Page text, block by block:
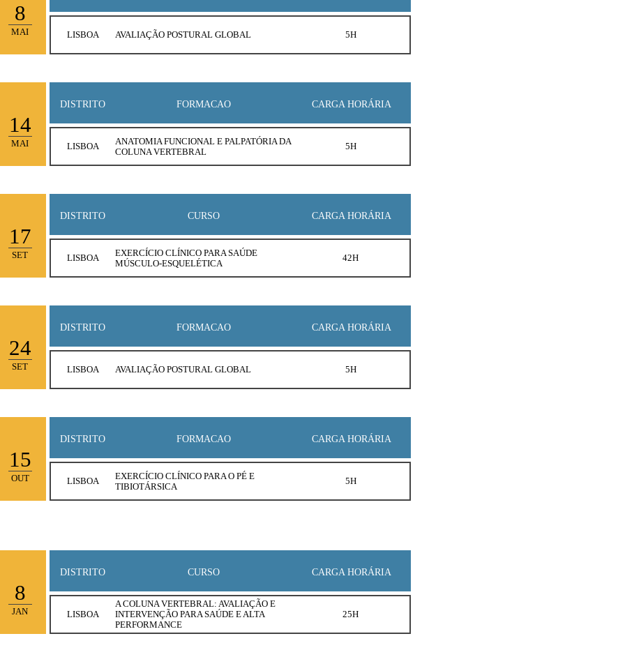
8
MAI LISBOA AVALIAÇÃO POSTURAL GLOBAL 5H
14
MAI
DISTRITO FORMACAO CARGA HORÁRIA
LISBOA
ANATOMIA FUNCIONAL E PALPATÓRIA DA
COLUNA VERTEBRAL
5H
17
SET
DISTRITO CURSO CARGA HORÁRIA
LISBOA
EXERCÍCIO CLÍNICO PARA SAÚDE
MÚSCULO-ESQUELÉTICA
42H
24
SET
DISTRITO FORMACAO CARGA HORÁRIA
LISBOA AVALIAÇÃO POSTURAL GLOBAL 5H
15
OUT
DISTRITO FORMACAO CARGA HORÁRIA
LISBOA
EXERCÍCIO CLÍNICO PARA O PÉ E
TIBIOTÁRSICA
5H
8
JAN
DISTRITO CURSO CARGA HORÁRIA
LISBOA
A COLUNA VERTEBRAL: AVALIAÇÃO E
INTERVENÇÃO PARA SAÚDE E ALTA
PERFORMANCE
25H